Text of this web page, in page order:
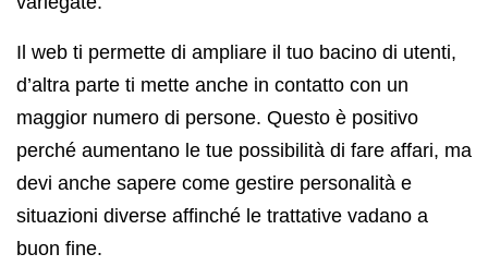
Il web ti permette di ampliare il tuo bacino di utenti,
d’altra parte ti mette anche in contatto con un
maggior numero di persone. Questo è positivo
perché aumentano le tue possibilità di fare affari, ma
devi anche sapere come gestire personalità e
situazioni diverse affinché le trattative vadano a
buon fine.